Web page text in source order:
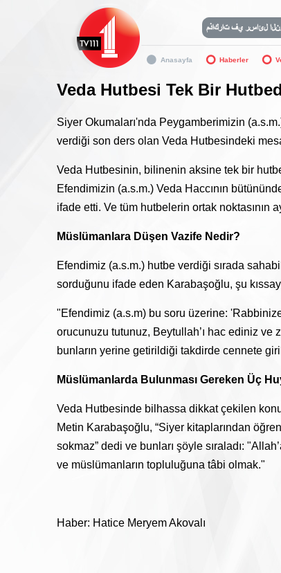
Anasayfa Haberler
Veda Hutbesi Tek Bir
Siyer Okumaları'nda Peygamberimizin
verdiği son ders olan Veda Hutbesindeki
Veda Hutbesinin, bilinenin aksine tek bir
Efendimizin (a.s.m.) Veda Haccının
ifade etti. Ve tüm hutbelerin ortak noktasının
Müslümanlara Düşen Vazife Nedir?
Efendimiz (a.s.m.) hutbe verdiği sırada
sorduğunu ifade eden Karabaşoğlu, şu
"Efendimiz (a.s.m) bu soru üzerine: 'Rabbinize
orucunuzu tutunuz, Beytullah’ı hac ediniz ve
bunların yerine getirildiği takdirde cennete
Müslümanlarda Bulunması Gereken Üç
Veda Hutbesinde bilhassa dikkat çekilen
Metin Karabaşoğlu, “Siyer kitaplarından
sokmaz” dedi ve bunları şöyle sıraladı:
ve müslümanların topluluğuna tâbi olmak."
Haber: Hatice Meryem Akovalı